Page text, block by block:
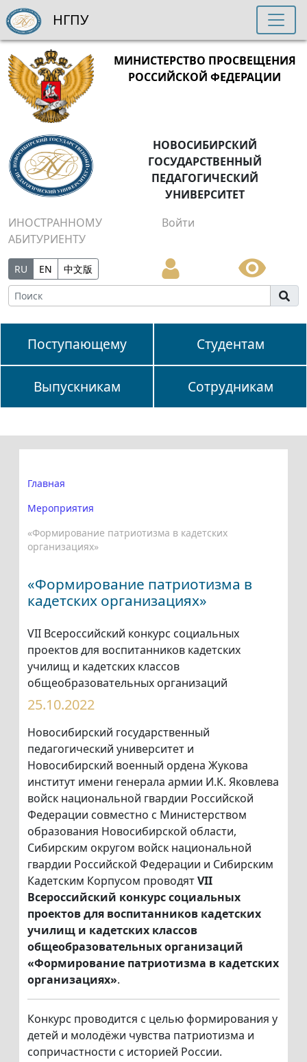
МИНИСТЕРСТВО ПРОСВЕЩЕНИЯ
РОССИЙСКОЙ ФЕДЕРАЦИИ
НОВОСИБИРСКИЙ
ГОСУДАРСТВЕННЫЙ
ПЕДАГОГИЧЕСКИЙ
УНИВЕРСИТЕТ
ИНОСТРАННОМУ
АБИТУРИЕНТУ
Войти
RU EN 中文版
Поступающему Студентам
Выпускникам Сотрудникам
НГПУ
Главная
Мероприятия
«Формирование патриотизма в кадетских
организациях»
«Формирование патриотизма в
кадетских организациях»
VII Всероссийский конкурс социальных
проектов для воспитанников кадетских
училищ и кадетских классов
общеобразовательных организаций
25.10.2022
Новосибирский государственный
педагогический университет и
Новосибирский военный ордена Жукова
институт имени генерала армии И.К. Яковлева
войск национальной гвардии Российской
Федерации совместно с Министерством
образования Новосибирской области,
Сибирским округом войск национальной
гвардии Российской Федерации и Сибирским
Кадетским Корпусом проводятVII
Всероссийский конкурс социальных
проектов для воспитанников кадетских
училищ и кадетских классов
общеобразовательных организаций
«Формирование патриотизма в кадетских
организациях».
Конкурс проводится с целью формирования у
детей и молодёжи чувства патриотизма и
сопричастности с историей России.